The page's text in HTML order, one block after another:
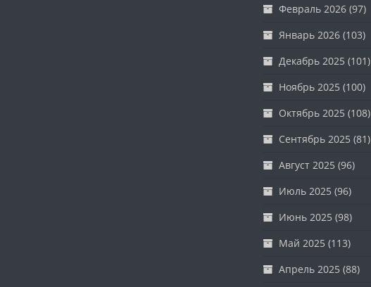
Февраль 2026(97)
Январь 2026(103)
Декабрь 2025 (101)
Ноябрь 2025 (100)
Октябрь 2025 (108)
Сентябрь 2025 (81)
Август 2025 (96)
Июль 2025 (96)
Июнь 2025 (98)
Май 2025 (113)
Апрель 2025 (88)